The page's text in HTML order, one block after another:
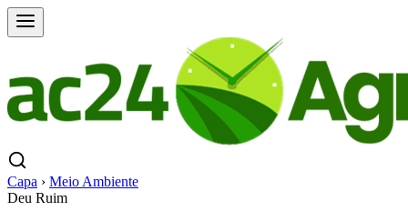
Capa › Meio Ambiente
Deu Ruim